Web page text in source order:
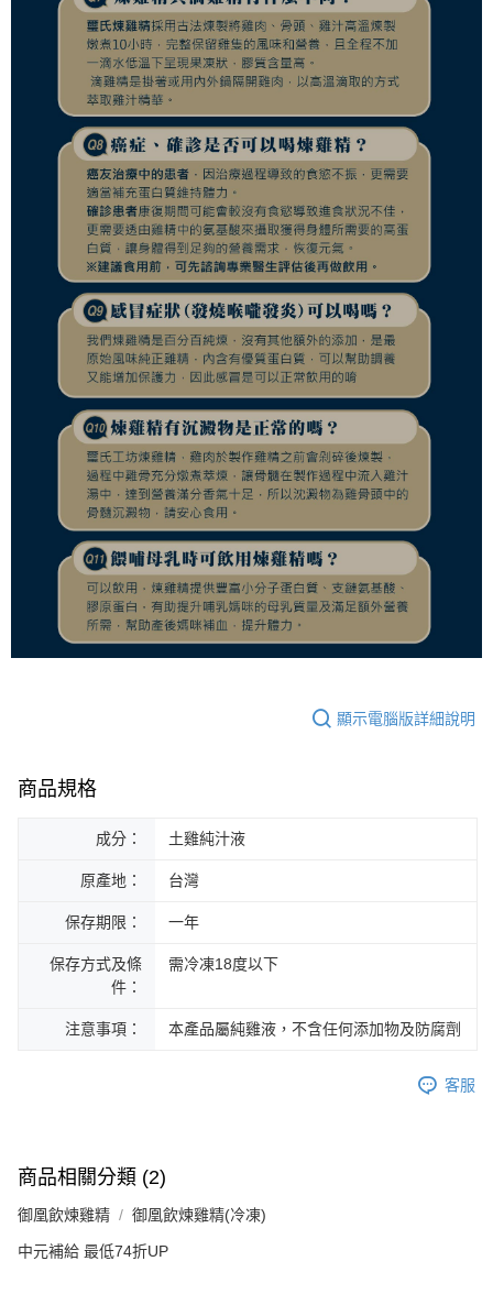
顯示電腦版詳細說明
商品規格
成分： 土雞純汁液
原產地： 台灣
保存期限： 一年
保存方式及條
件：
需冷凍18度以下
注意事項： 本產品屬純雞液，不含任何添加物及防腐劑
客服
商品相關分類 (2)
御凰飲煉雞精 御凰飲煉雞精(冷凍)
中元補給 最低74折UP